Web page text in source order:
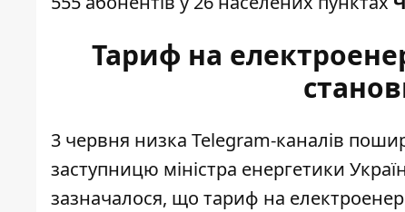
Тариф на
3 червня низка Telegram-каналів
заступницю міністра енергетики
зазначалося, що тариф на